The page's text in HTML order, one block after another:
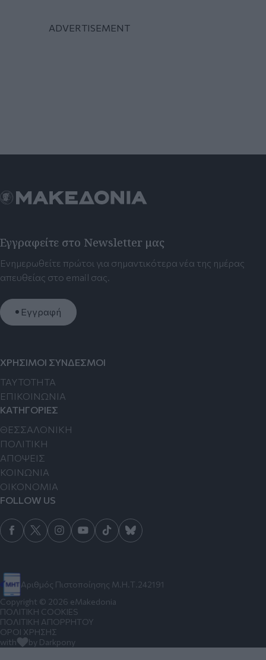
Εγγραφείτε στο Newsletter μας
Ενημερωθείτε πρώτοι για σημαντικότερα νέα της ημέρας
απευθείας στο email σας.
Εγγραφή
Αριθμός Πιστοποίησης Μ.Η.Τ.242191
ΧΡΗΣΙΜΟΙ ΣΥΝΔΕΣΜΟΙ
TAYTOTHTA
ΕΠΙΚΟΙΝΩΝΙΑ
ΚΑΤΗΓΟΡΙΕΣ
ΘΕΣΣΑΛΟΝΙΚΗ
ΠΟΛΙΤΙΚΗ
ΑΠΟΨΕΙΣ
ΚΟΙΝΩΝΙΑ
ΟΙΚΟΝΟΜΙΑ
FOLLOW US
Copyright © 2026 eMakedonia
ΠΟΛΙΤΙΚΗ COOKIES
ΠΟΛΙΤΙΚΗ ΑΠΟΡΡΗΤΟΥ
ΟΡΟΙ ΧΡΗΣΗΣ
with
by Darkpony